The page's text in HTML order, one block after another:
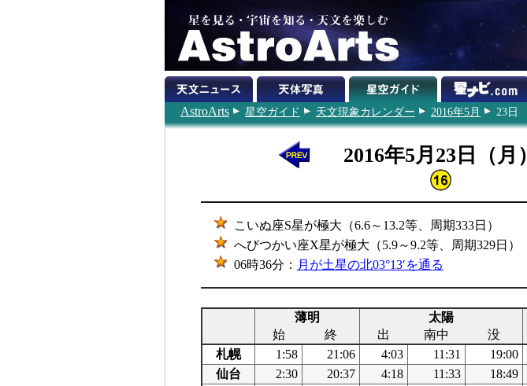
AstroArts 星空ガイド 天文現象カレンダー 2016年5月 23日
2016年5月23日（月）
こいぬ座S星が極大（6.6～13.2等、周期333日）
へびつかい座X星が極大（5.9～9.2等、周期329日）
06時36分： 月が土星の北03°13′を通る
薄明 太陽
始
終 出 南中 没
札幌
1:58 21:06 4:03 11:31 19:00
仙台
2:30 20:37 4:18 11:33 18:49